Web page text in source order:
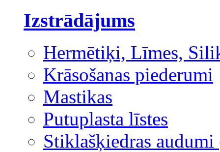
Izstrādājums
Hermētiķi, Līmes,
Krāsošanas piederumi
Mastikas
Putuplasta līstes
Stiklašķiedras audumi